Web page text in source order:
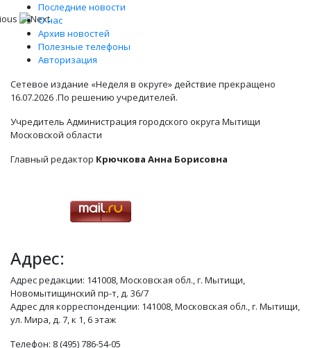
Последние новости
О нас
Архив новостей
Полезные телефоны
Авторизация
Сетевое издание «Неделя в округе» действие прекращено
16.07.2026 .По решению учредителей.
Учредитель Администрация городского округа Мытищи
Московской области
Главный редактор Крючкова Анна Борисовна
Адрес:
Адрес редакции: 141008, Московская обл., г. Мытищи,
Новомытищинский пр-т, д. 36/7
Адрес для корреспонденции: 141008, Московская обл., г. Мытищи,
ул. Мира, д. 7, к 1, 6 этаж
Телефон: 8 (495) 786-54-05